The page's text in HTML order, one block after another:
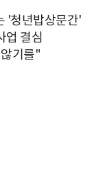
'청년밥상문간'
업 결심
기를"